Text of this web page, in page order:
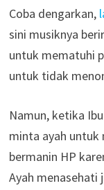
Coba dengarkan,
sini musiknya
untuk mematuhi
untuk tidak
Namun, ketika
minta ayah untuk
bermanin HP
Ayah menasehati